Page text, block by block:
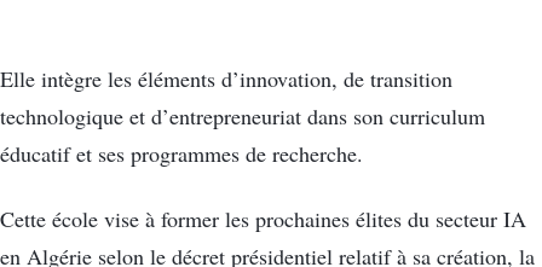
Elle intègre les éléments d’innovation, de transition
technologique et d’entrepreneuriat dans son curriculum
éducatif et ses programmes de recherche.
Cette école vise à former les prochaines élites du secteur IA
en Algérie selon le décret présidentiel relatif à sa création, la